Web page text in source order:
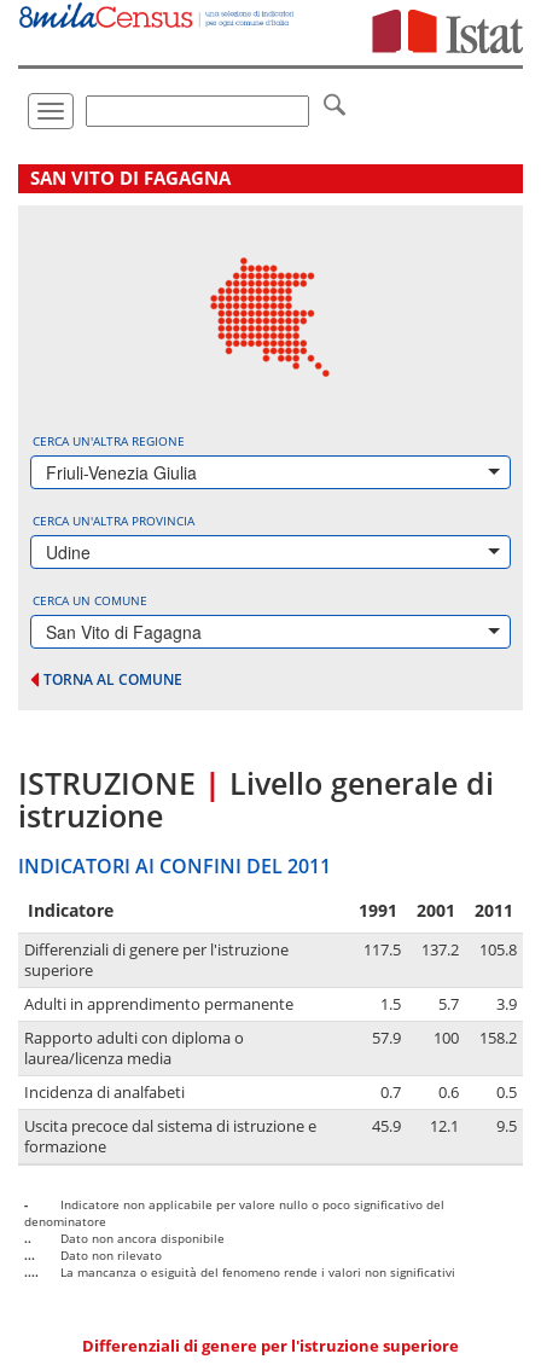
Vai
direttamente
Toggle
navigation
.
SAN VITO DI FAGAGNA
CERCA UN'ALTRA REGIONE
Friuli-Venezia Giulia
CERCA UN'ALTRA PROVINCIA
Udine
CERCA UN COMUNE
San Vito di Fagagna
TORNA AL COMUNE
ISTRUZIONE | Livello generale di
istruzione
INDICATORI AI CONFINI DEL 2011
Indicatore 1991 2001 2011
Differenziali di genere per l'istruzione
superiore
117.5 137.2 105.8
Adulti in apprendimento permanente 1.5 5.7
3.9
Rapporto adulti con diploma o
laurea/licenza media
57.9 100 158.2
Incidenza di analfabeti 0.7 0.6
0.5
Uscita precoce dal sistema di istruzione e
formazione
45.9 12.1 9.5
-
Indicatore non applicabile per valore nullo o poco significativo del
denominatore
..
Dato non ancora disponibile
...
Dato non rilevato
....
La mancanza o esiguità del fenomeno rende i valori non significativi
Differenziali di genere per l'istruzione superiore